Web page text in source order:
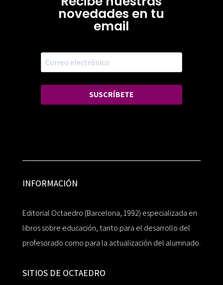
novedades en tu
email
SUSCRÍBETE
INFORMACIÓN
Editorial Octaedro (Barcelona, 1992) especializada en
libros sobre educación, tanto para el desarrollo del
profesorado como para la actualización del alumnado.
SITIOS DE OCTAEDRO